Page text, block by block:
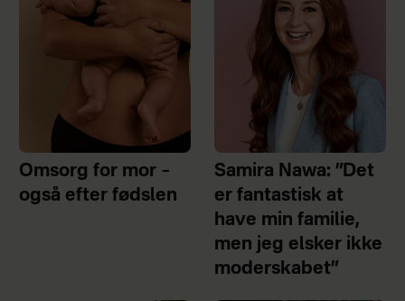
Omsorg for mor –
også efter fødslen
Samira Nawa: ”Det
er fantastisk at
have min familie,
men jeg elsker ikke
moderskabet”